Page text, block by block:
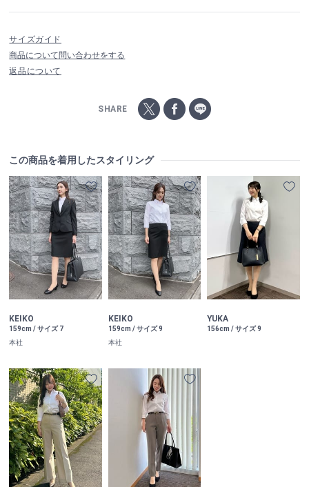
サイズガイド
商品について問い合わせをする
返品について
SHARE
この商品を着用したスタイリング
KEIKO
159cm / サイズ 7
本社
KEIKO
159cm / サイズ 9
本社
YUKA
156cm / サイズ 9